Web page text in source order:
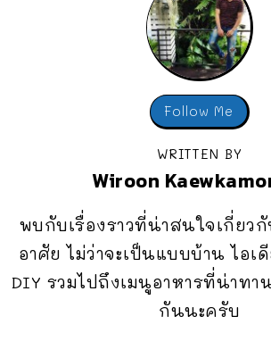
Follow Me
WRITTEN BY
Wiroon
พบกับเรื่องราวที่น่าสนใจเกี่ยว
อาศัย ไม่ว่าจะเป็นแบบบ้าน ไอเ
DIY รวมไปถึงเมนูอาหารที่น่าทา
กันนะครับ